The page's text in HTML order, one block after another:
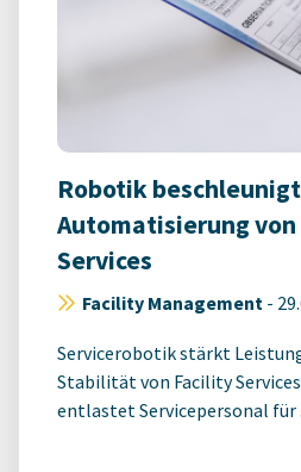
Robotik
Automatisierung
Services
Facility Management -
Servicerobotik stärkt
Stabilität von Facility
entlastet Servicepersonal für